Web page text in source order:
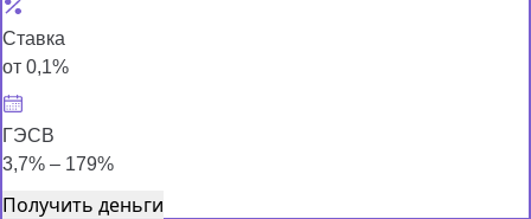
Ставка
от 0,1%
ГЭСВ
3,7% – 179%
Получить деньги